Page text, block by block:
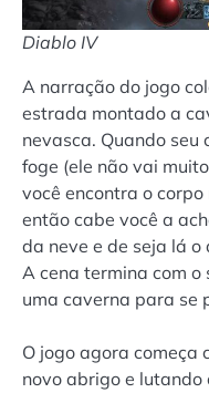
Diablo IV
A narração do jogo
estrada montado a
nevasca. Quando seu
foge (ele não vai
você encontra o corpo
então cabe você a
da neve e de seja lá o
A cena termina com o
uma caverna para se
O jogo agora começa
novo abrigo e